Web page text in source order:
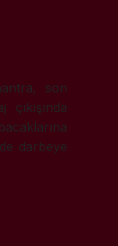
, son
darbeye